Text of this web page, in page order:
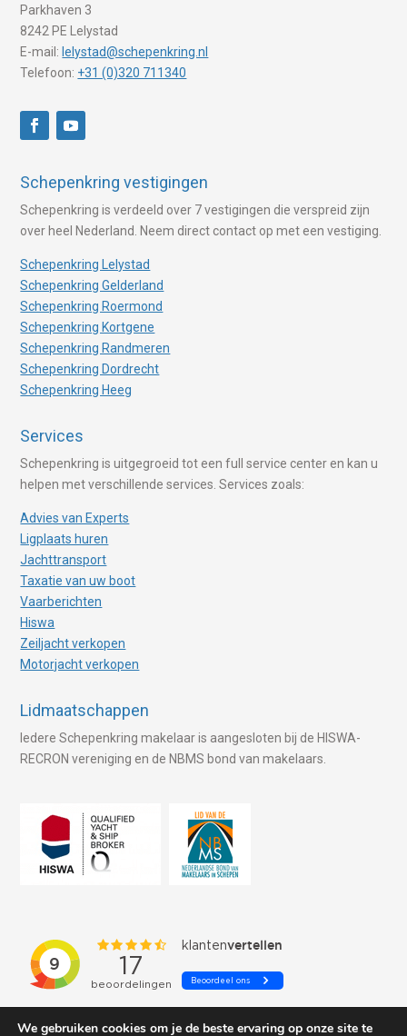
Parkhaven 3
8242 PE Lelystad
E-mail: lelystad@schepenkring.nl
Telefoon: +31 (0)320 711340
Schepenkring vestigingen
Schepenkring is verdeeld over 7 vestigingen die verspreid zijn
over heel Nederland. Neem direct contact op met een vestiging.
Schepenkring Lelystad
Schepenkring Gelderland
Schepenkring Roermond
Schepenkring Kortgene
Schepenkring Randmeren
Schepenkring Dordrecht
Schepenkring Heeg
Services
Schepenkring is uitgegroeid tot een full service center en kan u
helpen met verschillende services. Services zoals:
Advies van Experts
Ligplaats huren
Jachttransport
Taxatie van uw boot
Vaarberichten
Hiswa
Zeiljacht verkopen
Motorjacht verkopen
Lidmaatschappen
Iedere Schepenkring makelaar is aangesloten bij de HISWA-
RECRON vereniging en de NBMS bond van makelaars.
We gebruiken cookies om je de beste ervaring op onze site te